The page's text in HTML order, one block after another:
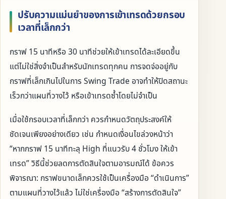
ปรับความแม่นยำของการเข้าเทรดด้วยกรอบ
เวลาที่เล็กกว่า
กราฟ 15 นาทีหรือ 30 นาทีช่วยให้เข้าเทรดได้ละเอียดขึ้น
แต่ไม่ใช่สิ่งจำเป็นสำหรับนักเทรดทุกคน การจดจ่ออยู่กับ
กราฟที่เล็กเกินไปในการ Swing Trade อาจทำให้ปิดสถานะ
เร็วกว่าแผนที่วางไว้ หรือเข้าเทรดซ้ำโดยไม่จำเป็น
เมื่อใช้กรอบเวลาที่เล็กกว่า ควรกำหนดวัตถุประสงค์ให้
ชัดเจนเพียงอย่างเดียว เช่น กำหนดเงื่อนไขล่วงหน้าว่า
“หากกราฟ 15 นาทีทะลุ High ที่แนวรับ 4 ชั่วโมง ให้เข้า
เทรด” วิธีนี้ช่วยลดการตัดสินใจตามอารมณ์ได้ ข้อควร
พิจารณา: กราฟขนาดเล็กควรใช้เป็นเครื่องมือ “ดำเนินการ”
ตามแผนที่วางไว้แล้ว ไม่ใช่เครื่องมือ “สร้างการตัดสินใจ”